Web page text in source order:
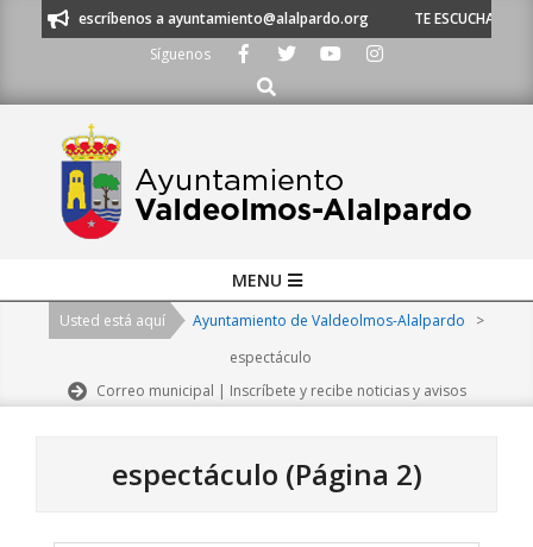
escríbenos a ayuntamiento@alalpardo.org
TE ESCUCHAMOS -
Síguenos
Buscar
Navigation
MENU
Usted está aquí Ayuntamiento de Valdeolmos-Alalpardo
>
espectáculo
Correo municipal | Inscríbete y recibe noticias y avisos
espectáculo (Página 2)